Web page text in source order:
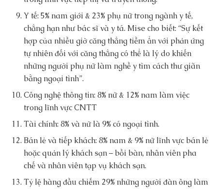
Y tế: 5% nam giới & 23% phụ nữ trong ngành y tế,
chẳng hạn như bác sĩ và y tá. Mise cho biết: “Sự kết
hợp của nhiều giờ căng thẳng tiềm ẩn với phản ứng
tự nhiên đối với căng thẳng có thể là lý do khiến
những người phụ nữ làm nghề y tìm cách thư giãn
bằng ngoại tình”.
Công nghệ thông tin: 8% nữ & 12% nam làm việc
trong lĩnh vực CNTT
Tài chính: 8% và nữ là 9% có ngoại tình.
Bán lẻ và tiếp khách: 8% nam & 9% nữ lĩnh vực bán lẻ
hoặc quản lý khách sạn – bồi bàn, nhân viên pha
chế và nhân viên tạp vụ khách sạn.
Tỷ lệ hàng đầu chiếm 29% những người đàn ông làm